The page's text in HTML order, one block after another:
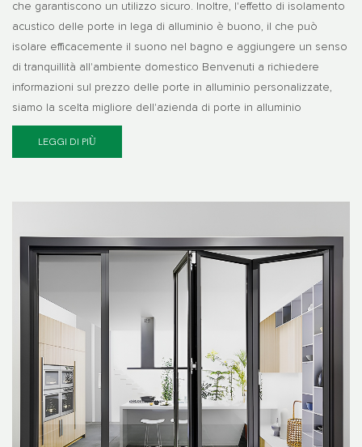
che garantiscono un utilizzo sicuro. Inoltre, l'effetto di isolamento
acustico delle porte in lega di alluminio è buono, il che può
isolare efficacemente il suono nel bagno e aggiungere un senso
di tranquillità all'ambiente domestico Benvenuti a richiedere
informazioni sul prezzo delle porte in alluminio personalizzate,
siamo la scelta migliore dell'azienda di porte in alluminio
LEGGI DI PIÙ